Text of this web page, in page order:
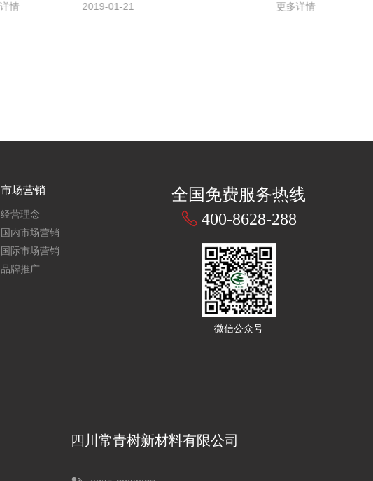
更多详情
市场营销
经营理念
国内市场营销
国际市场营销
品牌推广
全国免费服务热线
400-8628-288
微信公众号
四川常青树新材料有限公司